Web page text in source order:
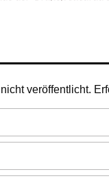
veröffentlicht.